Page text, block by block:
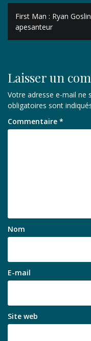
Navigation
de
l’article
First Man : Ryan
apesanteur
Laisser un
Votre adresse e-mail ne
obligatoires sont
Commentaire *
Nom
E-mail
Site web